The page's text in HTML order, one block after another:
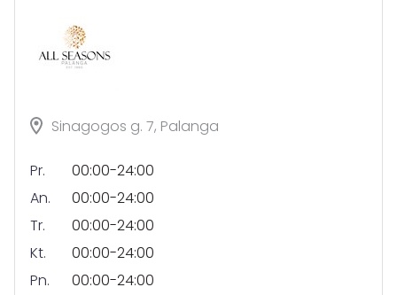
Sinagogos g. 7, Palanga
Pr.
00:00-24:00
An.
00:00-24:00
Tr.
00:00-24:00
Kt.
00:00-24:00
Pn.
00:00-24:00